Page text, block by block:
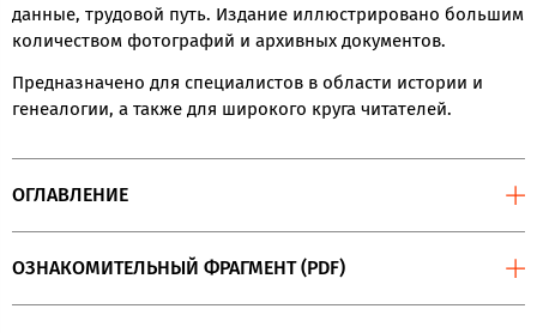
данные, трудовой путь. Издание иллюстрировано большим
количеством фотографий и архивных документов.
Предназначено для специалистов в области истории и
генеалогии, а также для широкого круга читателей.
ОГЛАВЛЕНИЕ
ОЗНАКОМИТЕЛЬНЫЙ ФРАГМЕНТ (PDF)